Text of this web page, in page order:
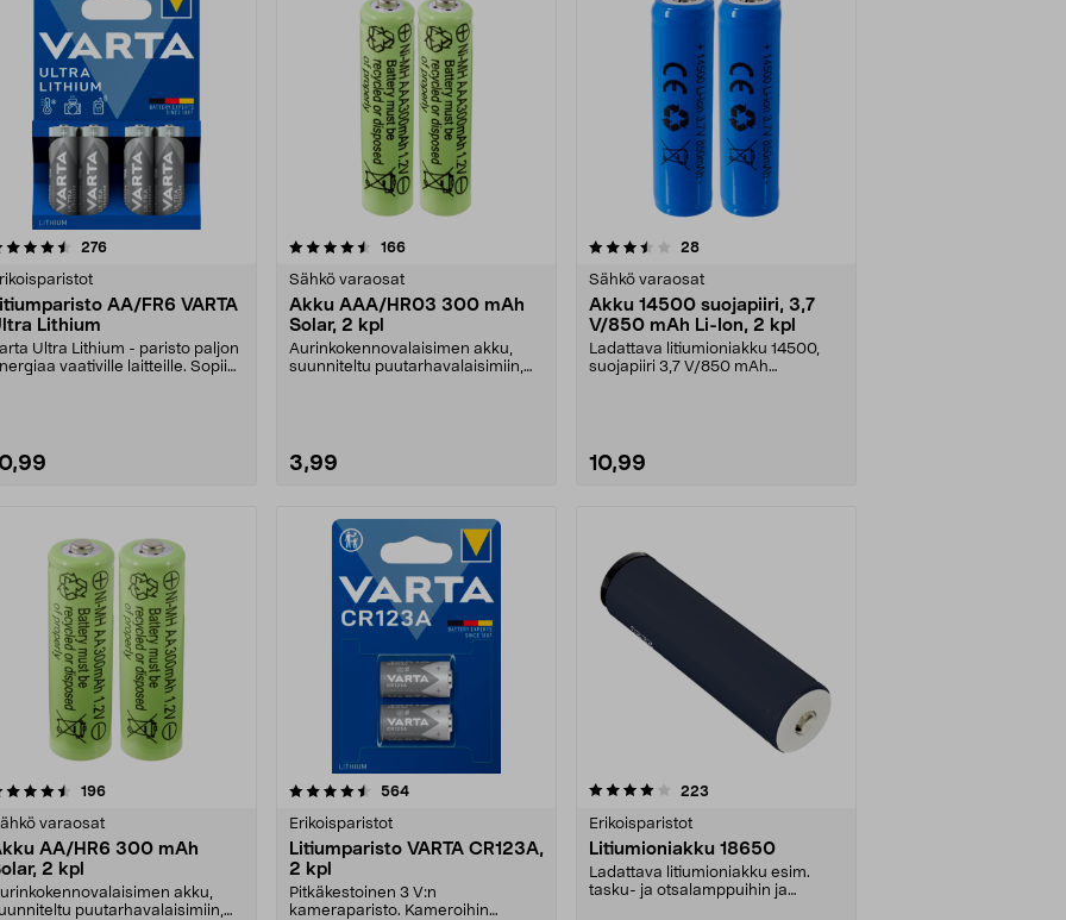
276arvostelut
AA/FR6 VARTA
Lithium
Ultra Lithium - paristo paljon
vaativille laitteille. Sopii
Lue lisää
4.5 viidestä
166arvostelut
Sähkö varaosat
Akku AAA/HR03 300 mAh
Solar, 2 kpl
Aurinkokennovalaisimen akku,
suunniteltu puutarhavalaisimiin,
3,99
3.5 viidestä
28arvostelut
Sähkö varaosat
Akku 14500 suojapiiri, 3,7
V/850 mAh Li-Ion, 2 kpl
Ladattava litiumioniakku 14500,
suojapiiri 3,7 V/850 mAh
10,99
196arvostelut
varaosat
AA/HR6 300 mAh
2 kpl
akku,
puutarhavalaisimiin,
4.5 viidestä
564arvostelut
Erikoisparistot
Litiumparisto VARTA CR123A,
2 kpl
Pitkäkestoinen 3 V:n
kameraparisto. Kameroihin
4.0 viidestä
223
Erikoisparistot
Litiumioniakku 18650
Ladattava litiumioniakku esim.
tasku- ja otsalamppuihin ja